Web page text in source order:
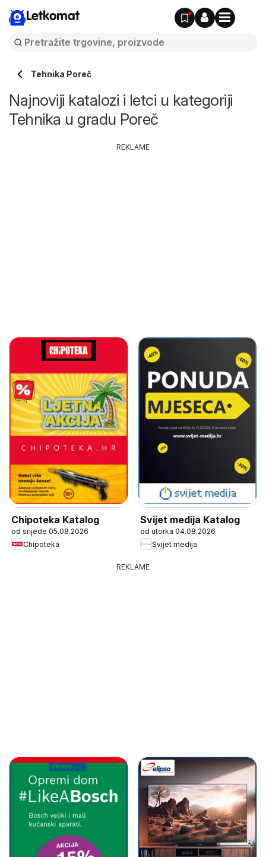
Letkomat
Tehnika Poreč
Najnoviji katalozi i letci u kategoriji
Tehnika u gradu Poreč
Chipoteka Katalog
od srijede 05.08.2026
Chipoteka
Svijet medija Katalog
od utorka 04.08.2026
Svijet medija
REKLAME
REKLAME